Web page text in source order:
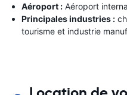
Aéroport : Aéroport
Principales industries :
tourisme et industrie